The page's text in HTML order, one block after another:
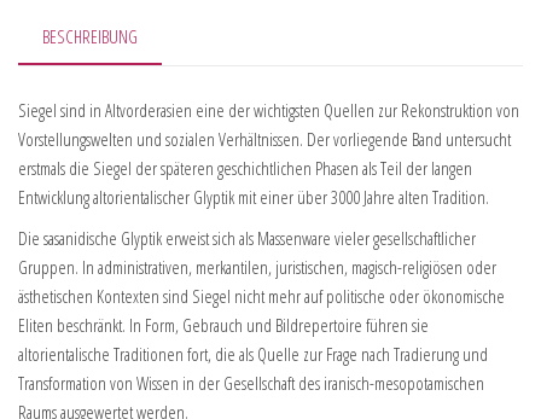
BESCHREIBUNG
Siegel sind in Altvorderasien eine der wichtigsten Quellen zur Rekonstruktion von
Vorstellungswelten und sozialen Verhältnissen. Der vorliegende Band untersucht
erstmals die Siegel der späteren geschichtlichen Phasen als Teil der langen
Entwicklung altorientalischer Glyptik mit einer über 3000 Jahre alten Tradition.
Die sasanidische Glyptik erweist sich als Massenware vieler gesellschaftlicher
Gruppen. In administrativen, merkantilen, juristischen, magisch-religiösen oder
ästhetischen Kontexten sind Siegel nicht mehr auf politische oder ökonomische
Eliten beschränkt. In Form, Gebrauch und Bildrepertoire führen sie
altorientalische Traditionen fort, die als Quelle zur Frage nach Tradierung und
Transformation von Wissen in der Gesellschaft des iranisch-mesopotamischen
Raums ausgewertet werden.